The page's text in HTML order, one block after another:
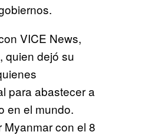
VICE News,
quien dejó su
para abastecer a
en el mundo.
con el 8